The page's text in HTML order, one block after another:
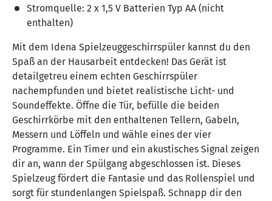
Stromquelle: 2 x 1,5 V Batterien Typ AA (nicht
enthalten)
Mit dem Idena Spielzeuggeschirrspüler kannst du den
Spaß an der Hausarbeit entdecken! Das Gerät ist
detailgetreu einem echten Geschirrspüler
nachempfunden und bietet realistische Licht- und
Soundeffekte. Öffne die Tür, befülle die beiden
Geschirrkörbe mit den enthaltenen Tellern, Gabeln,
Messern und Löffeln und wähle eines der vier
Programme. Ein Timer und ein akustisches Signal zeigen
dir an, wann der Spülgang abgeschlossen ist. Dieses
Spielzeug fördert die Fantasie und das Rollenspiel und
sorgt für stundenlangen Spielspaß. Schnapp dir den